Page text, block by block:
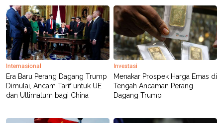
Internasional
Era Baru Perang Dagang Trump
Dimulai, Ancam Tarif untuk UE
dan Ultimatum bagi China
Investasi
Menakar Prospek Harga Emas di
Tengah Ancaman Perang
Dagang Trump